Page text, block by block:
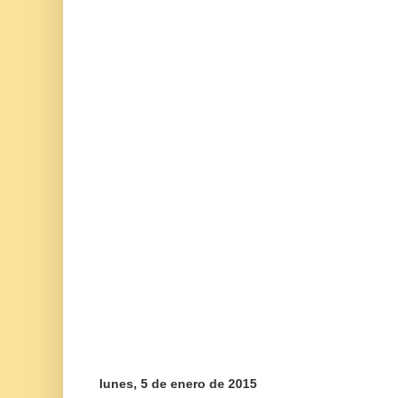
lunes, 5 de enero de 2015